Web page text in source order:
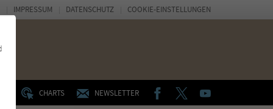
CHARTS NEWSLETTER FACEBOOKTWITTERYOUTUBE
IMPRESSUM DATENSCHUTZ COOKIE-EINSTELLUNGEN